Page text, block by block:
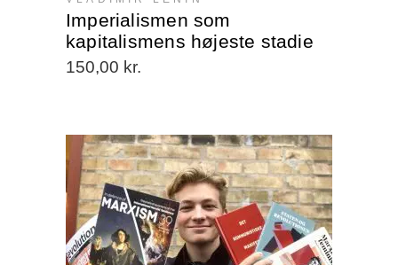
Imperialismen som
kapitalismens højeste stadie
150,00 kr.